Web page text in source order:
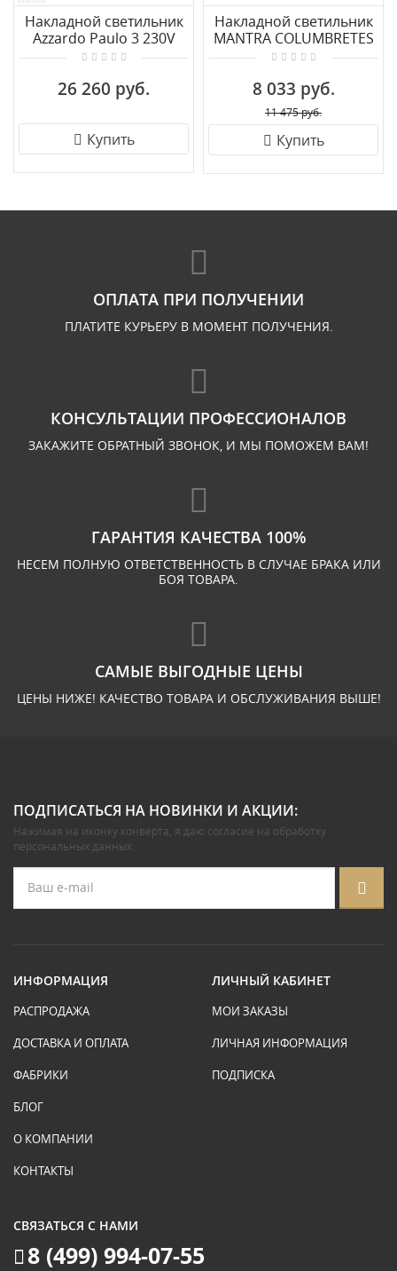
Накладной светильник
Azzardo Paulo 3 230V
AZ1819
26 260 руб.
Купить
Накладной светильник
MANTRA COLUMBRETES
C0086
8 033 руб.
11 475 руб.
Купить
ОПЛАТА ПРИ ПОЛУЧЕНИИ
ПЛАТИТЕ КУРЬЕРУ В МОМЕНТ ПОЛУЧЕНИЯ.
КОНСУЛЬТАЦИИ ПРОФЕССИОНАЛОВ
ЗАКАЖИТЕ ОБРАТНЫЙ ЗВОНОК, И МЫ ПОМОЖЕМ ВАМ!
ГАРАНТИЯ КАЧЕСТВА 100%
НЕСЕМ ПОЛНУЮ ОТВЕТСТВЕННОСТЬ В СЛУЧАЕ БРАКА ИЛИ
БОЯ ТОВАРА.
САМЫЕ ВЫГОДНЫЕ ЦЕНЫ
ЦЕНЫ НИЖЕ! КАЧЕСТВО ТОВАРА И ОБСЛУЖИВАНИЯ ВЫШЕ!
ПОДПИСАТЬСЯ НА НОВИНКИ И АКЦИИ:
Нажимая на иконку конверта, я даю согласие на обработку
персональных данных.
ИНФОРМАЦИЯ
РАСПРОДАЖА
ДОСТАВКА И ОПЛАТА
ФАБРИКИ
БЛОГ
О КОМПАНИИ
КОНТАКТЫ
ЛИЧНЫЙ КАБИНЕТ
МОИ ЗАКАЗЫ
ЛИЧНАЯ ИНФОРМАЦИЯ
ПОДПИСКА
СВЯЗАТЬСЯ С НАМИ
8 (499) 994-07-55